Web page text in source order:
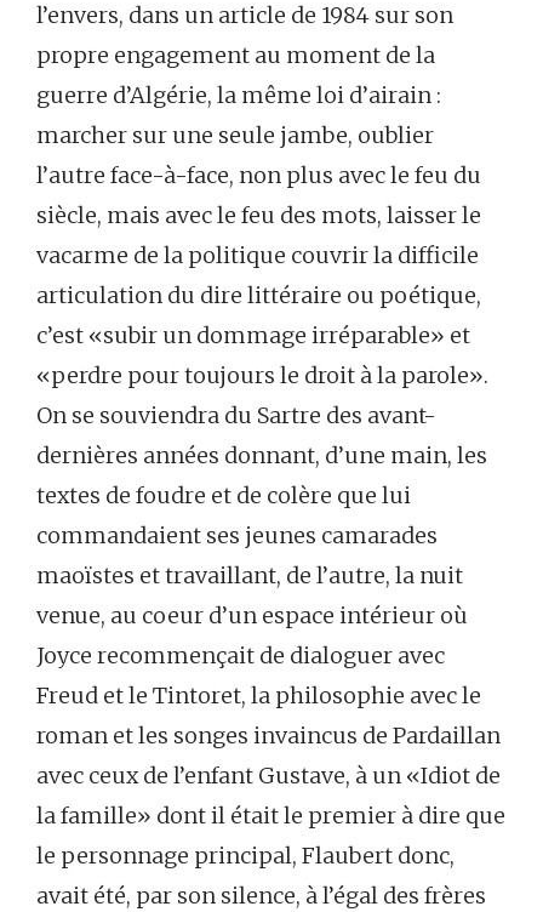
l’envers, dans un article de 1984 sur son
propre engagement au moment de la
guerre d’Algérie, la même loi d’airain :
marcher sur une seule jambe, oublier
l’autre face-à-face, non plus avec le feu du
siècle, mais avec le feu des mots, laisser le
vacarme de la politique couvrir la difficile
articulation du dire littéraire ou poétique,
c’est «subir un dommage irréparable» et
«perdre pour toujours le droit à la parole».
On se souviendra du Sartre des avant-
dernières années donnant, d’une main, les
textes de foudre et de colère que lui
commandaient ses jeunes camarades
maoïstes et travaillant, de l’autre, la nuit
venue, au coeur d’un espace intérieur où
Joyce recommençait de dialoguer avec
Freud et le Tintoret, la philosophie avec le
roman et les songes invaincus de Pardaillan
avec ceux de l’enfant Gustave, à un «Idiot de
la famille» dont il était le premier à dire que
le personnage principal, Flaubert donc,
avait été, par son silence, à l’égal des frères